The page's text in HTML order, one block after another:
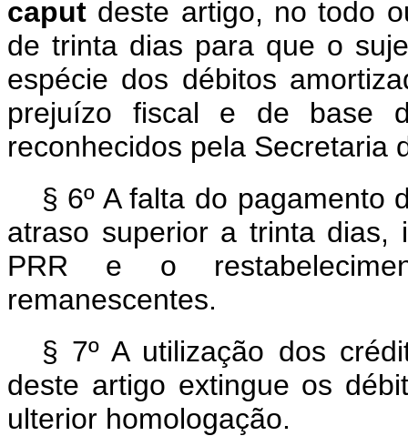
caput deste artigo, no todo
de trinta dias para que o
espécie dos débitos
prejuízo fiscal e de base
reconhecidos pela Secretaria
§ 6º A falta do pagamento
atraso superior a trinta dias,
PRR e o
remanescentes.
§ 7º A utilização dos
deste artigo extingue os
ulterior homologação.